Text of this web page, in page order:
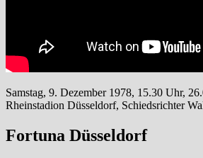
Samstag, 9. Dezember 1978, 15.30 Uhr,
Rheinstadion Düsseldorf, Schiedsrichter
Fortuna Düsseldorf